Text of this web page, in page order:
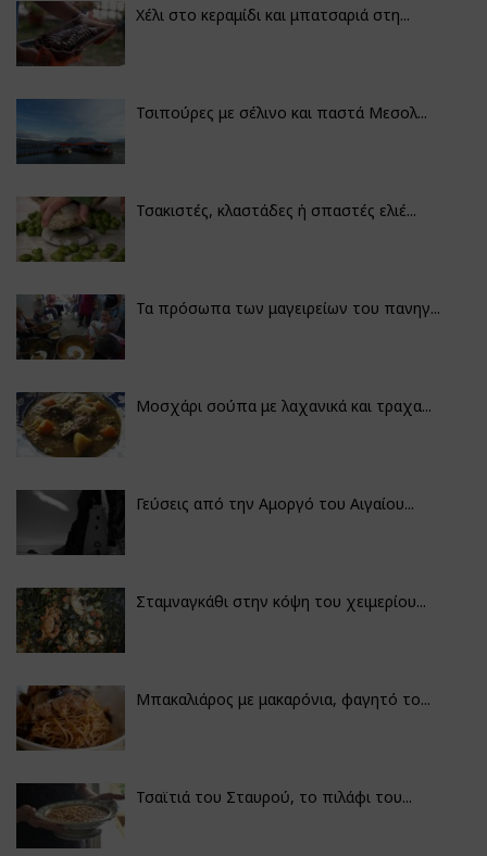
Χέλι στο κεραμίδι και μπατσαριά στη...
Τσιπούρες με σέλινο και παστά Μεσολ...
Τσακιστές, κλαστάδες ή σπαστές ελιέ...
Τα πρόσωπα των μαγειρείων του πανηγ...
Μοσχάρι σούπα με λαχανικά και τραχα...
Γεύσεις από την Αμοργό του Αιγαίου...
Σταμναγκάθι στην κόψη του χειμερίου...
Μπακαλιάρος με μακαρόνια, φαγητό το...
Τσαϊτιά του Σταυρού, το πιλάφι του...